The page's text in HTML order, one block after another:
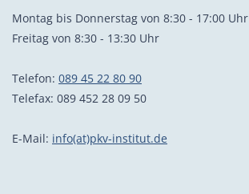
Montag bis Donnerstag von 8:30 - 17:00 Uhr
Freitag von 8:30 - 13:30 Uhr
Telefon: 089 45 22 80 90
Telefax: 089 452 28 09 50
E-Mail: info(at)pkv-institut.de